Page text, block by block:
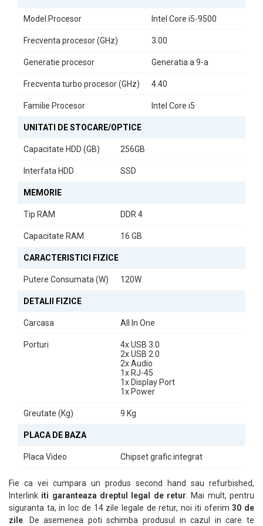
Sistemul vine cu
puteți începe să lucrați imediat ce porniți dispozitivul. Beneficiați
compatibilitate cu majoritatea aplicațiilor uzuale — totul fără
performanță, fiabilitate și un design compact. Perfect pentru
raport excelent între tehnologie avansată și valoare.
Investește în performanță și confort digital cu All In One
un pachet elegant și eficient!
Model Procesor Intel Core i5-9500
Frecventa procesor (GHz) 3.00
Generatie procesor Generatia a 9-a
Frecventa turbo procesor (GHz) 4.40
Familie Procesor Intel Core i5
UNITATI DE STOCARE/OPTICE
Capacitate HDD (GB) 256GB
Interfata HDD SSD
MEMORIE
Tip RAM DDR 4
Capacitate RAM 16 GB
CARACTERISTICI FIZICE
Putere Consumata (W) 120W
DETALII FIZICE
Carcasa All In One
Porturi
4x USB 3.0
2x USB 2.0
2x Audio
1x RJ-45
1x Display Port
1x Power
Greutate (Kg) 9 Kg
PLACA DE BAZA
Placa Video Chipset grafic integrat
Fie ca vei cumpara un produs second hand sau refurbished,
Interlink iti garanteaza dreptul legal de retur. Mai mult, pentru
siguranta ta, in loc de 14 zile legale de retur, noi iti oferim30 de
zile. De asemenea poti schimba produsul in cazul in care te